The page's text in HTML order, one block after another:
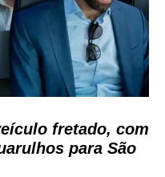
fretado, com
para São